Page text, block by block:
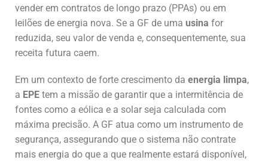
vender em contratos de longo prazo (PPAs) ou em
leilões de energia nova. Se a GF de uma usina for
reduzida, seu valor de venda e, consequentemente, sua
receita futura caem.
Em um contexto de forte crescimento da energia limpa,
a EPE tem a missão de garantir que a intermitência de
fontes como a eólica e a solar seja calculada com
máxima precisão. A GF atua como um instrumento de
segurança, assegurando que o sistema não contrate
mais energia do que a que realmente estará disponível,